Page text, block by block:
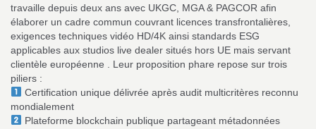
travaille depuis deux ans avec UKGC, MGA & PAGCOR afin
élaborer un cadre commun couvrant licences transfrontalières,
exigences techniques vidéo HD/4K ainsi standards ESG
applicables aux studios live dealer situés hors UE mais servant
clientèle européenne . Leur proposition phare repose sur trois
piliers :
Certification unique délivrée après audit multicritères reconnu
mondialement
Plateforme blockchain publique partageant métadonnées